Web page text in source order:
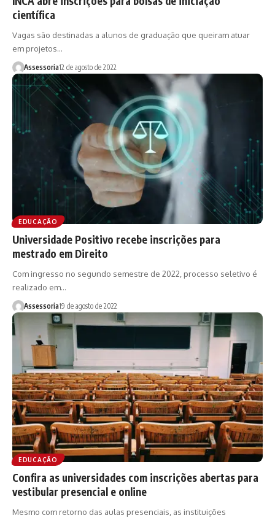
científica
Vagas são destinadas a alunos de graduação que queiram atuar
em projetos…
Assessoria12 de agosto de 2022
EDUCAÇÃO
Universidade Positivo recebe inscrições para
mestrado em Direito
Com ingresso no segundo semestre de 2022, processo seletivo é
realizado em…
Assessoria19 de agosto de 2022
EDUCAÇÃO
Confira as universidades com inscrições abertas para
vestibular presencial e online
Mesmo com retorno das aulas presenciais, as instituições